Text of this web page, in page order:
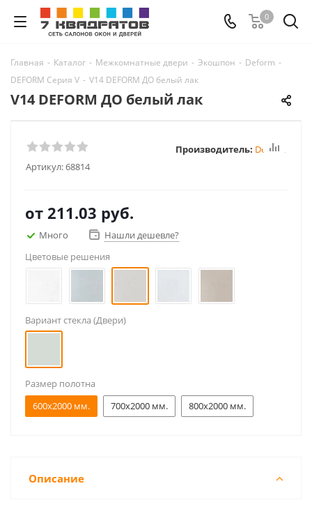
0
Главная - Каталог - Межкомнатные двери - Экошпон - Deform -
DEFORM Серия V - V14 DEFORM ДО белый лак
V14 DEFORM ДО белый лак
Артикул:68814
Производитель: Deform
от 211.03 руб.
Много
Нашли дешевле?
Цветовые решения
Вариант стекла (Двери)
Размер полотна
600x2000 мм.
700x2000 мм. 800x2000 мм.
Описание